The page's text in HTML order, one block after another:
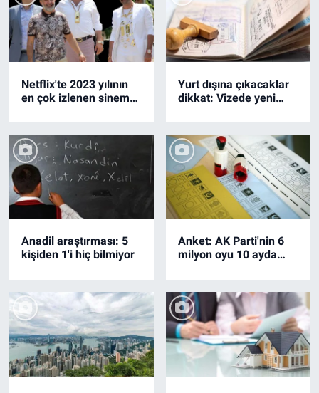
Netflix'te 2023 yılının
en çok izlenen sinema
Yurt dışına çıkacaklar
dikkat: Vizede yeni
Anadil araştırması: 5
kişiden 1'i hiç bilmiyor
Anket: AK Parti'nin 6
milyon oyu 10 ayda